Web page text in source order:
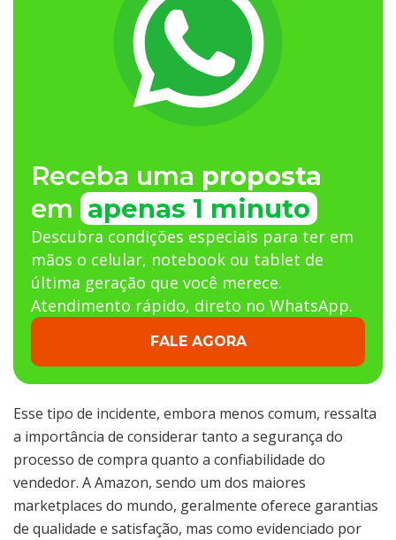
Receba uma proposta
em apenas 1 minuto
Descubra condições especiais para ter em
mãos o celular, notebook ou tablet de
última geração que você merece.
Atendimento rápido, direto no WhatsApp.
FALE AGORA
Esse tipo de incidente, embora menos comum, ressalta
a importância de considerar tanto a segurança do
processo de compra quanto a confiabilidade do
vendedor. A Amazon, sendo um dos maiores
marketplaces do mundo, geralmente oferece garantias
de qualidade e satisfação, mas como evidenciado por